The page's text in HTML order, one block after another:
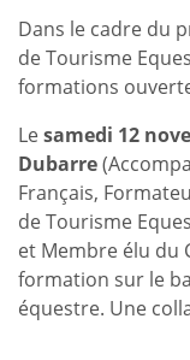
Dans le cadre du
de Tourisme
formations
Lesamedi 12
Dubarre
Français,
de Tourisme
et Membre élu du
formation sur le
équestre. Une